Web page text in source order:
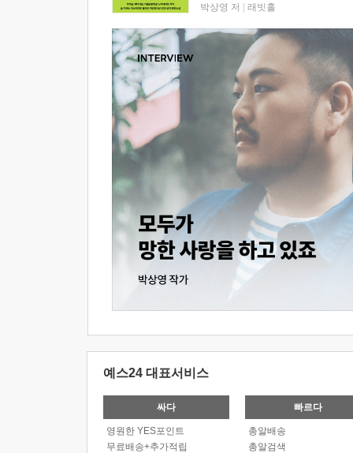
박상영 저 래빗홀
예스24 대표서비스
싸다
영원한 YES포인트
무료배송+추가적립
빠르다
총알배송
총알검색